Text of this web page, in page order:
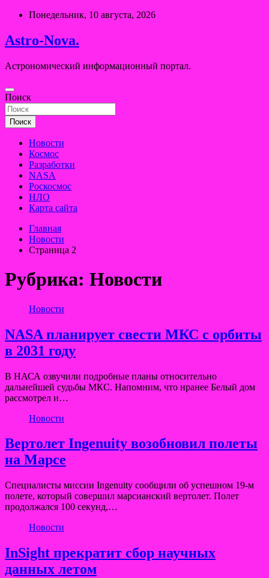
Перейти
содержимому
Понедельник, 10 августа, 2026
Astro-Nova.
Астрономический информационный портал.
Поиск
Поиск
Новости
Космос
Разработки
NASA
Роскосмос
НЛО
Карта сайта
Главная
Новости
Страница 2
Рубрика: Новости
Новости
NASA планирует свести МКС с орбиты
в 2031 году
В НАСА озвучили подробные планы относительно
дальнейшей судьбы МКС. Напомним, что нранее Белый дом
рассмотрел и…
Новости
Вертолет Ingenuity возобновил полеты
на Марсе
Специалисты миссии Ingenuity сообщили об успешном 19-м
полете, который совершил марсианский вертолет. Полет
продолжался 100 секунд,…
Новости
InSight прекратит сбор научных
данных летом